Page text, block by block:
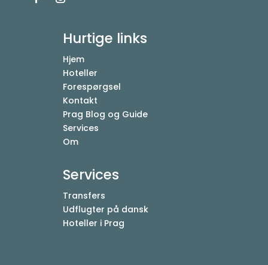
Hurtige links
Hjem
Hoteller
Forespørgsel
Kontakt
Prag Blog og Guide
Services
Om
Services
Transfers
Udflugter på dansk
Hoteller i Prag